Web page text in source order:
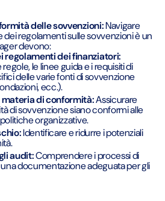
delle sovvenzioni:Navigare
dei regolamenti sulle sovvenzioni è un
devono:
regolamenti dei finanziatori:
le linee guida e i requisiti di
delle varie fonti di sovvenzione
ecc.).
di conformità:Assicurare
di sovvenzione siano conformi alle
organizzative.
Identificare e ridurre i potenziali
audit:Comprendere i processi di
documentazione adeguata per gli